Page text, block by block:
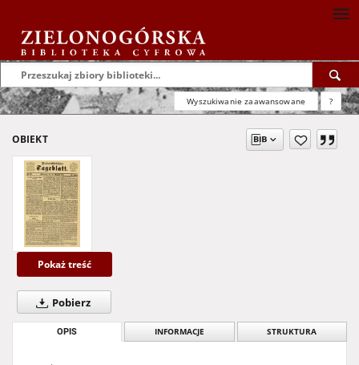
Wyszukiwanie zaawansowane ?
OBIEKT
Pokaż treść
Pobierz
OPIS INFORMACJE STRUKTURA